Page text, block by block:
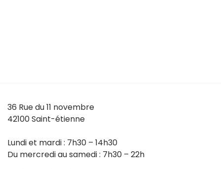
36 Rue du 11 novembre
42100 Saint-étienne
Lundi et mardi : 7h30 – 14h30
Du mercredi au samedi : 7h30 – 22h